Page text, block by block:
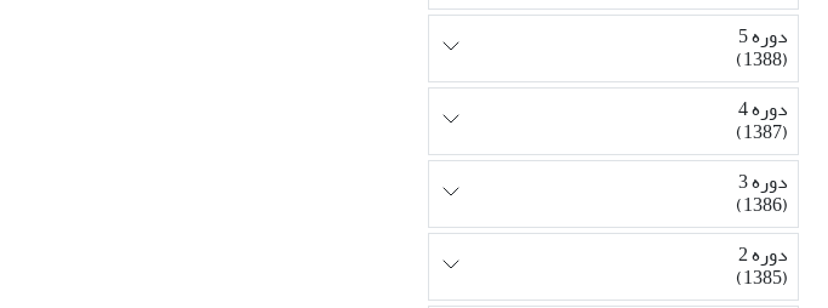
دوره 5
(1388)
دوره 4
(1387)
دوره 3
(1386)
دوره 2
(1385)